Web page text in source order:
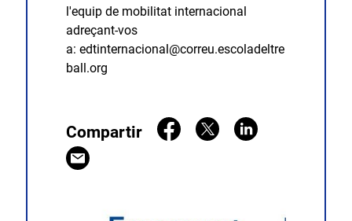
l'equip de mobilitat internacional
adreçant-vos
a: edtinternacional@correu.escoladeltre
ball.org
Compartir